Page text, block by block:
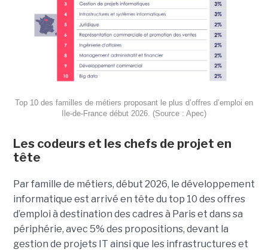
Top 10 des familles de métiers proposant le plus d’offres d’emploi en
Ile-de-France début 2026. (Source : Apec)
Les codeurs et les chefs de projet en
tête
Par famille de métiers, début 2026, le développement
informatique est arrivé en tête du top 10 des offres
d’emploi à destination des cadres à Paris et dans sa
périphérie, avec 5% des propositions, devant la
gestion de projets IT ainsi que les infrastructures et